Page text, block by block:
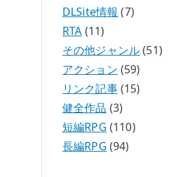
DLSite情報 (7)
RTA (11)
その他ジャンル(51)
アクション (59)
リンク記事(15)
健全作品 (3)
短編RPG (110)
長編RPG (94)